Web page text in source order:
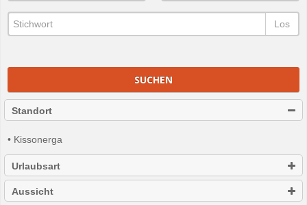
Los
SUCHEN
Standort
• Kissonerga
Urlaubsart
Aussicht